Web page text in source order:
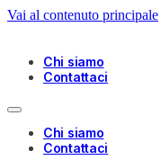
Vai al contenuto principale
Chi siamo
Contattaci
Chi siamo
Contattaci